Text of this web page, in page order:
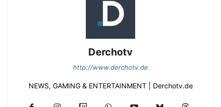
Derchotv
http://www.derchotv.de
NEWS, GAMING & ENTERTAINMENT | Derchotv.de